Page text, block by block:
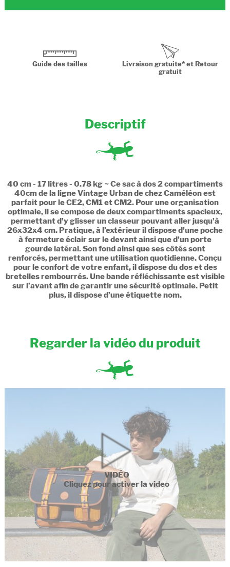
Guide des tailles
Livraison gratuite* et Retour
gratuit
Descriptif
40 cm - 17 litres - 0.78 kg ~ Ce sac à dos 2 compartiments
40cm de la ligne Vintage Urban de chez Caméléon est
parfait pour le CE2, CM1 et CM2. Pour une organisation
optimale, il se compose de deux compartiments spacieux,
permettant d’y glisser un classeur pouvant aller jusqu’à
26x32x4 cm. Pratique, à l’extérieur il dispose d’une poche
à fermeture éclair sur le devant ainsi que d’un porte
gourde latéral. Son fond ainsi que ses côtés sont
renforcés, permettant une utilisation quotidienne. Conçu
pour le confort de votre enfant, il dispose du dos et des
bretelles rembourrés. Une bande réfléchissante est visible
sur l’avant afin de garantir une sécurité optimale. Petit
plus, il dispose d’une étiquette nom.
Regarder la vidéo du produit
VIDÉO
Cliquez pour activer la video